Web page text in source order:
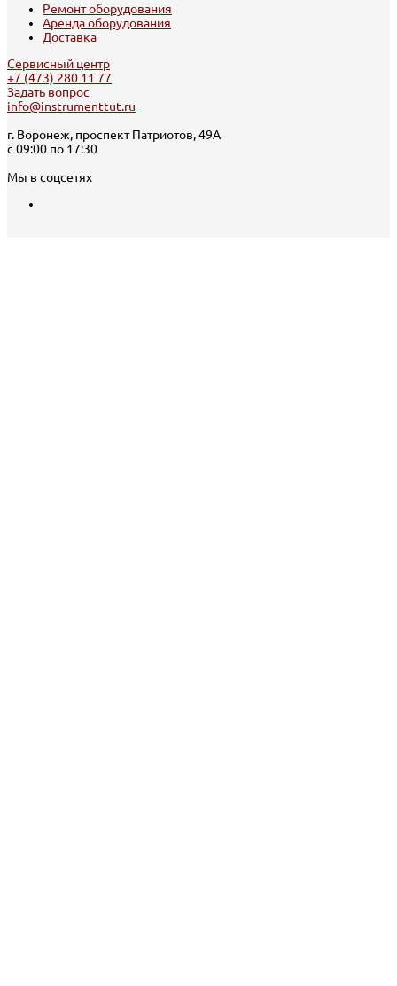
Ремонт оборудования
Аренда оборудования
Доставка
Сервисный центр
+7 (473) 280 11 77
Задать вопрос
info@instrumenttut.ru
г. Воронеж, проспект Патриотов, 49А
с 09:00 по 17:30
Мы в соцсетях